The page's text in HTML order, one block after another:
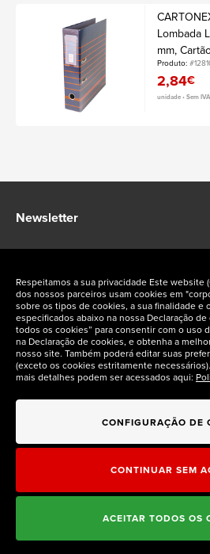
Lombada
mm,
Produto:
2,84€
unidade • Sem IVA
Newsletter
Fique a par das ofertas exclusivas
Siga-nos nas redes sociais
Respeitamos a sua privacidade Este website
dos nossos parceiros usam cookies em
sobre os tipos de cookies, a sua finalidade e
especificados abaixo na nossa Declaração
todos os cookies” para consentir com o uso
na Declaração de cookies, e obtenha a
nosso site. Também poderá editar suas
(exceto os cookies estritamente
mais detalhes podem ser acessados aqui:
CONFIGURAÇÃO DE
CONTINUAR SEM
ACEITAR TODOS OS